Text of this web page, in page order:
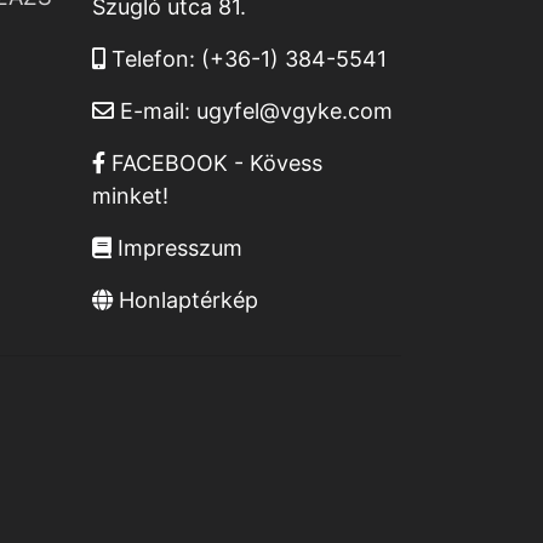
Szugló utca 81.
Telefon: (+36-1) 384-5541
E-mail: ugyfel@vgyke.com
FACEBOOK - Kövess
minket!
Impresszum
Honlaptérkép